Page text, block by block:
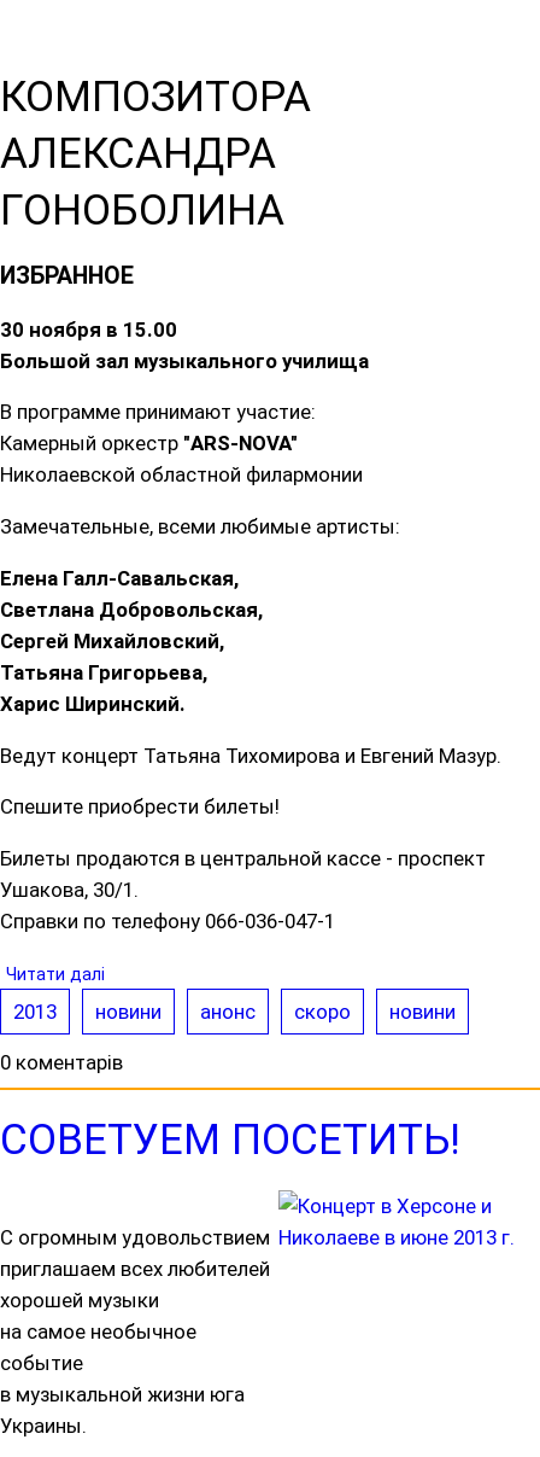
КОМПОЗИТОРА
АЛЕКСАНДРА
ГОНОБОЛИНА
ИЗБРАННОЕ
30 ноября в 15.00
Большой зал музыкального училища
В программе принимают участие:
Камерный оркестр "ARS-NOVA"
Николаевской областной филармонии
Замечательные, всеми любимые артисты:
Елена Галл-Савальская,
Светлана Добровольская,
Сергей Михайловский,
Татьяна Григорьева,
Харис Ширинский.
Ведут концерт Татьяна Тихомирова и Евгений Мазур.
Спешите приобрести билеты!
Билеты продаются в центральной кассе - проспект
Ушакова, 30/1.
Справки по телефону 066-036-047-1
Читати далі
2013 новини анонс скоро новини
0 коментарів
СОВЕТУЕМ ПОСЕТИТЬ!
С огромным удовольствием
приглашаем всех любителей
хорошей музыки
на самое необычное
событие
в музыкальной жизни юга
Украины.